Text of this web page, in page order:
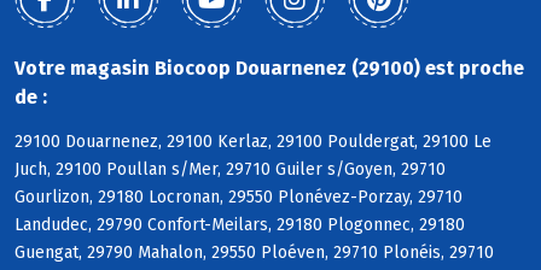
Votre magasin Biocoop Douarnenez (29100) est proche
de :
29100 Douarnenez, 29100 Kerlaz, 29100 Pouldergat, 29100 Le
Juch, 29100 Poullan s/Mer, 29710 Guiler s/Goyen, 29710
Gourlizon, 29180 Locronan, 29550 Plonévez-Porzay, 29710
Landudec, 29790 Confort-Meilars, 29180 Plogonnec, 29180
Guengat, 29790 Mahalon, 29550 Ploéven, 29710 Plonéis, 29710